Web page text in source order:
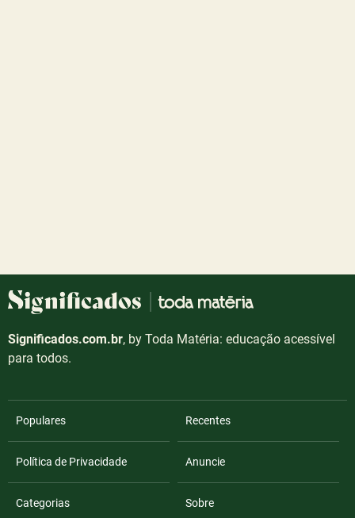
Significados.com.br, by Toda Matéria: educação acessível
para todos.
Populares Recentes
Política de Privacidade Anuncie
Categorias Sobre